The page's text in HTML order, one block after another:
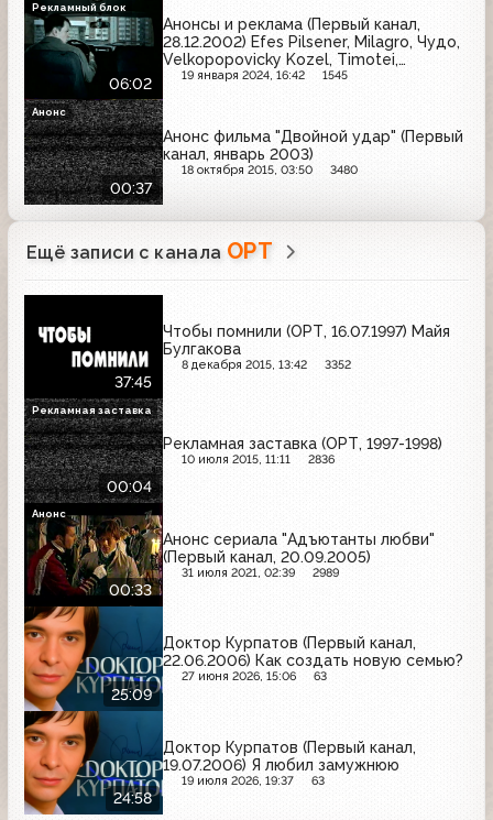
06:02
Анонсы и реклама (Первый канал,
28.12.2002) Efes Pilsener, Milagro, Чудо,
Velkopopovicky Kozel, Timotei,
McDonald's, Colgate, Fa, Рондо, Nivea,
19 января 2024, 16:42 1545
Рекламный блок
00:37
Анонс фильма "Двойной удар" (Первый
канал, январь 2003)
18 октября 2015, 03:50 3480
Анонс
Ещё записи с канала ОРТ
37:45
Чтобы помнили (ОРТ, 16.07.1997) Майя
Булгакова
8 декабря 2015, 13:42 3352
00:04
Рекламная заставка (ОРТ, 1997-1998)
10 июля 2015, 11:11 2836
Рекламная заставка
00:33
Анонс сериала "Адъютанты любви"
(Первый канал, 20.09.2005)
31 июля 2021, 02:39 2989
Анонс
25:09
Доктор Курпатов (Первый канал,
22.06.2006) Как создать новую семью?
27 июня 2026, 15:06 63
24:58
Доктор Курпатов (Первый канал,
19.07.2006) Я любил замужнюю
19 июля 2026, 19:37 63